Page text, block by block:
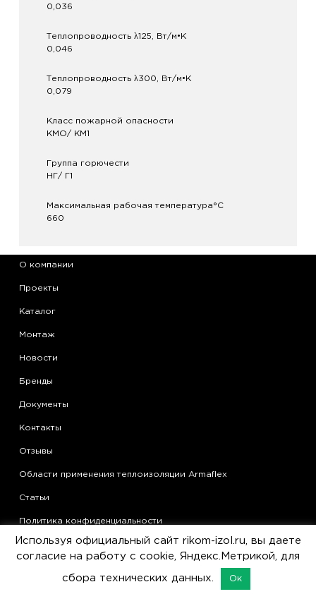
0,036
Теплопроводность λ125, Вт/м•K
0,046
Теплопроводность λ300, Вт/м•K
0,079
Класс пожарной опасности
КМО/ КМ1
Группа горючести
НГ/ Г1
Максимальная рабочая температура°С
660
О компании
Проекты
Каталог
Монтаж
Новости
Бренды
Документы
Контакты
Отзывы
Области применения теплоизоляции Armaflex
Статьи
Политика конфиденциальности
Согласие на обработку персональных данных
Используя официальный сайт rikom-izol.ru, вы даете
согласие на работу с cookie, Яндекс.Метрикой, для
сбора технических данных. Ок